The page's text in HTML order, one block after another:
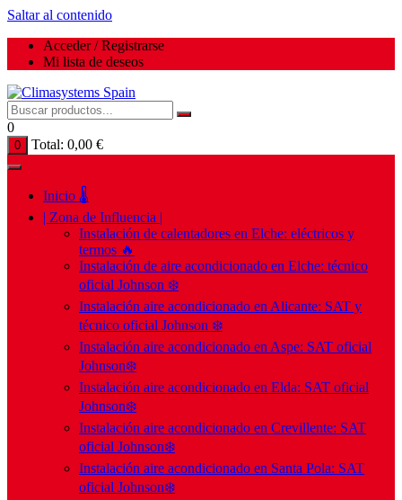
Saltar al contenido
Acceder / Registrarse
Mi lista de deseos
0
0 Total: 0,00 €
Inicio 🌡️
| Zona de Influencia |
Instalación de calentadores en Elche: eléctricos y
termos 🔥
Instalación de aire acondicionado en Elche: técnico
oficial Johnson ❄️
Instalación aire acondicionado en Alicante: SAT y
técnico oficial Johnson ❄️
Instalación aire acondicionado en Aspe: SAT oficial
Johnson❄️
Instalación aire acondicionado en Elda: SAT oficial
Johnson❄️
Instalación aire acondicionado en Crevillente: SAT
oficial Johnson❄️
Instalación aire acondicionado en Santa Pola: SAT
oficial Johnson❄️